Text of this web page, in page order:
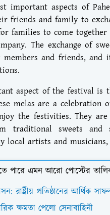
important aspects of
friends and family to
families to come
The exchange of
members and friends,
aspect of the festival is
melas are a
the festivities. They
traditional sweets
local artists and
পারে এমন আরো পোস্টের
রাষ্ট্রীয় প্রতিষ্ঠানের আর্থিক
ক্ষমতা পেলো সেনাবাহিনী